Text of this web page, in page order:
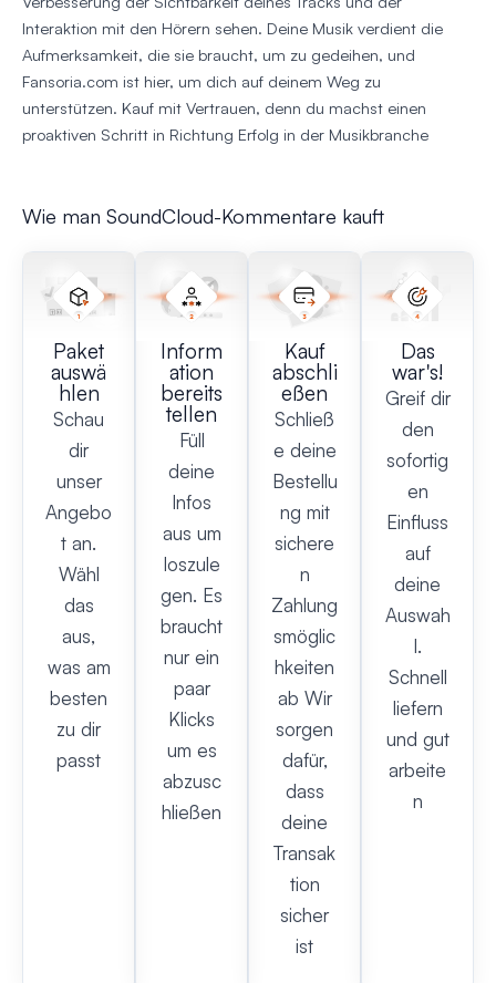
Interaktion mit den Hörern sehen. Deine Musik verdient die
Aufmerksamkeit, die sie braucht, um zu gedeihen, und
Fansoria.com ist hier, um dich auf deinem Weg zu
unterstützen. Kauf mit Vertrauen, denn du machst einen
proaktiven Schritt in Richtung Erfolg in der Musikbranche
Wie man SoundCloud-Kommentare kauft
Paket
auswä
hlen
Schau
dir
unser
Angebo
t an.
Wähl
das
aus,
was am
besten
zu dir
passt
Inform
ation
bereits
tellen
Füll
deine
Infos
aus um
loszule
gen. Es
braucht
nur ein
paar
Klicks
um es
abzusc
hließen
Kauf
abschli
eßen
Schließ
e deine
Bestellu
ng mit
sichere
n
Zahlung
smöglic
hkeiten
ab Wir
sorgen
dafür,
dass
deine
Transak
tion
sicher
ist
Das
war's!
Greif dir
den
sofortig
en
Einfluss
auf
deine
Auswah
l.
Schnell
liefern
und gut
arbeite
n